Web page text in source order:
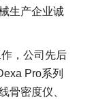
生产企业诚
，公司先后
Pro系列
骨密度仪、